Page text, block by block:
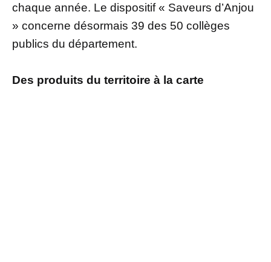
chaque année. Le dispositif « Saveurs d’Anjou
» concerne désormais 39 des 50 collèges
publics du département.
Des produits du territoire à la carte